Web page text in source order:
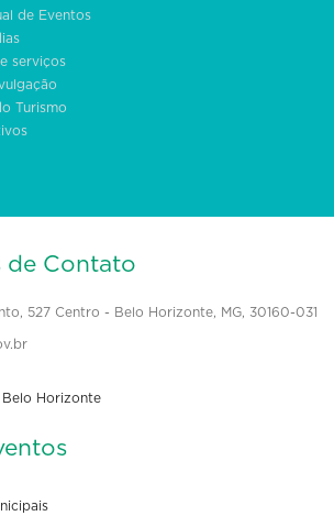
de Eventos
serviços
Turismo
de Contato
527 Centro - Belo Horizonte, MG, 30160-031
Belo Horizonte